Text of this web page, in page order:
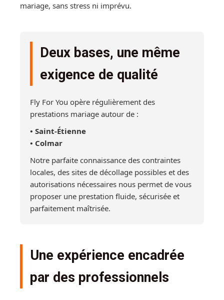
mariage, sans stress ni imprévu.
Deux bases, une même
exigence de qualité
Fly For You opère régulièrement des
prestations mariage autour de :
• Saint-Étienne
• Colmar
Notre parfaite connaissance des contraintes
locales, des sites de décollage possibles et des
autorisations nécessaires nous permet de vous
proposer une prestation fluide, sécurisée et
parfaitement maîtrisée.
Une expérience encadrée
par des professionnels